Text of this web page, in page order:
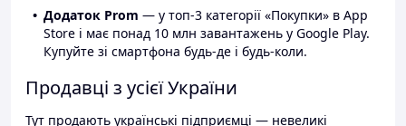
Додаток Prom — у топ-3 категорії «Покупки» в App
Store і має понад 10 млн завантажень у Google Play.
Купуйте зі смартфона будь-де і будь-коли.
Продавці з усієї України
Тут продають українські підприємці — невеликі